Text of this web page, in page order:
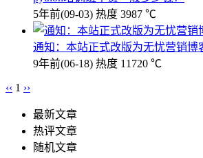
5年前(09-03) 热度 3987 ℃
通知：本站正式改版为无忧营销博
9年前(06-18) 热度 11720 ℃
‹‹ 1 ››
最新文章
热评文章
随机文章